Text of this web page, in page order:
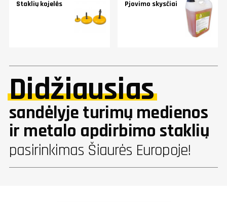
Staklių kojelės Pjovimo skysčiai
Didžiausias
sandėlyje turimų medienos
ir metalo apdirbimo staklių
pasirinkimas Šiaurės Europoje!